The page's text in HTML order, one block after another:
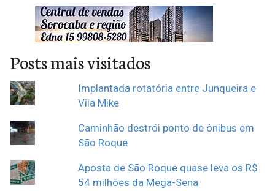
Posts mais visitados
Implantada rotatória entre Junqueira e
Vila Mike
Caminhão destrói ponto de ônibus em
São Roque
Aposta de São Roque quase leva os R$
54 milhões da Mega-Sena